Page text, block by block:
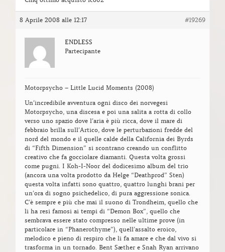
8 Aprile 2008 alle 12:17 #19269
ENDLESS
Partecipante
Motorpsycho – Little Lucid Moments (2008)
Un’incredibile avventura ogni disco dei norvegesi
Motorpsycho, una discesa e poi una salita a rotta di collo
verso uno spazio dove l’aria è più ricca, dove il mare di
febbraio brilla sull’Artico, dove le perturbazioni fredde del
nord del mondo e il quelle calde della California dei Byrds
di “Fifth Dimension” si scontrano creando un conflitto
creativo che fa gocciolare diamanti. Questa volta grossi
come pugni. I Koh-I-Noor del dodicesimo album del trio
(ancora una volta prodotto da Helge “Deathprod” Sten)
questa volta infatti sono quattro, quattro lunghi brani per
un’ora di sogno psichedelico, di pura aggressione sonica.
C’è sempre e più che mai il suono di Trondheim, quello che
li ha resi famosi ai tempi di “Demon Box”, quello che
sembrava essere stato compresso nelle ultime prove (in
particolare in “Phanerothyme”), quell’assalto eroico,
melodico e pieno di respiro che li fa amare e che dal vivo si
trasforma in un tornado. Bent Sæther e Snah Ryan arrivano